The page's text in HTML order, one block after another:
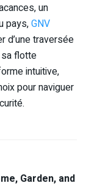
un
pays,GNV
d’une traversée
sa flotte
intuitive,
pour naviguer
Garden, and